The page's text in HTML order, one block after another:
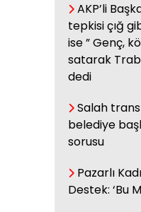
AKP’li
tepkisi çığ
ise ” Genç,
satarak
dedi
Salah
belediye
sorusu
Pazarlı
Destek: ‘Bu